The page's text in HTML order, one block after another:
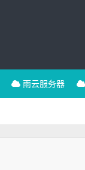
雨云服务器